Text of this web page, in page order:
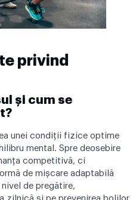
privind
și cum se
unei condiții fizice optime
mental. Spre deosebire
competitivă, ci
de mișcare adaptabilă
de pregătire,